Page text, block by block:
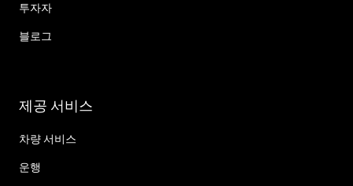
투자자
블로그
제공 서비스
차량 서비스
운행